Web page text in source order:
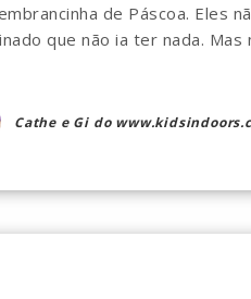
de Páscoa. Eles
que não ia ter nada. Mas
Cathe e Gi do